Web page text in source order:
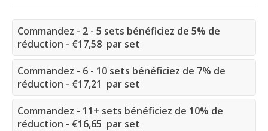
Commandez - 2 - 5 sets bénéficiez de 5% de
réduction - €17,58 par set
Commandez - 6 - 10 sets bénéficiez de 7% de
réduction - €17,21 par set
Commandez - 11+ sets bénéficiez de 10% de
réduction - €16,65 par set